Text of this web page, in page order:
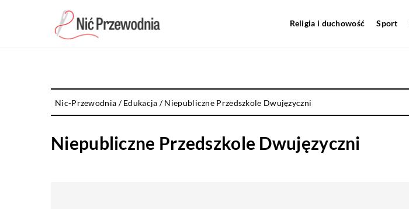
Religia i duchowość Sport
Nic-Przewodnia /Edukacja /Niepubliczne Przedszkole Dwujęzyczni
Niepubliczne Przedszkole Dwujęzyczni